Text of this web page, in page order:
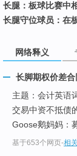
长腿：板球比赛中
长腿守位球员：在
网络释义
长脚期权价差
主题：会计英语
交易中资不抵债
Goose鹅妈妈：
基于653个网页-相